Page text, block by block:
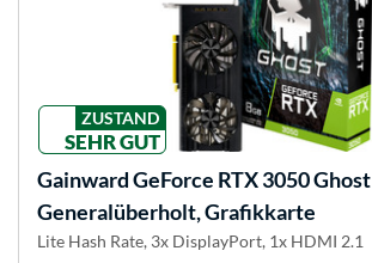
ZUSTAND
SEHR GUT
GainwardGeForce RTX 3050 Ghost
Generalüberholt, Grafikkarte
Lite Hash Rate, 3x DisplayPort, 1x HDMI 2.1